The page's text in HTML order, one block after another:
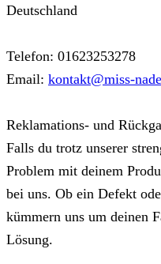
Deutschland
Telefon: 01623253278
Email: kontakt@miss-
Reklamations- und
Falls du trotz unserer
Problem mit deinem
bei uns. Ob ein Defekt
kümmern uns um deinen
Lösung.